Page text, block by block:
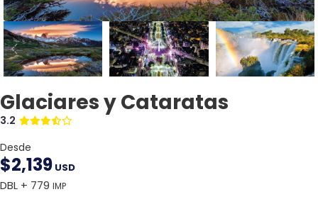
Glaciares y Cataratas
3.2
Desde
$2,139 USD
DBL + 779 IMP